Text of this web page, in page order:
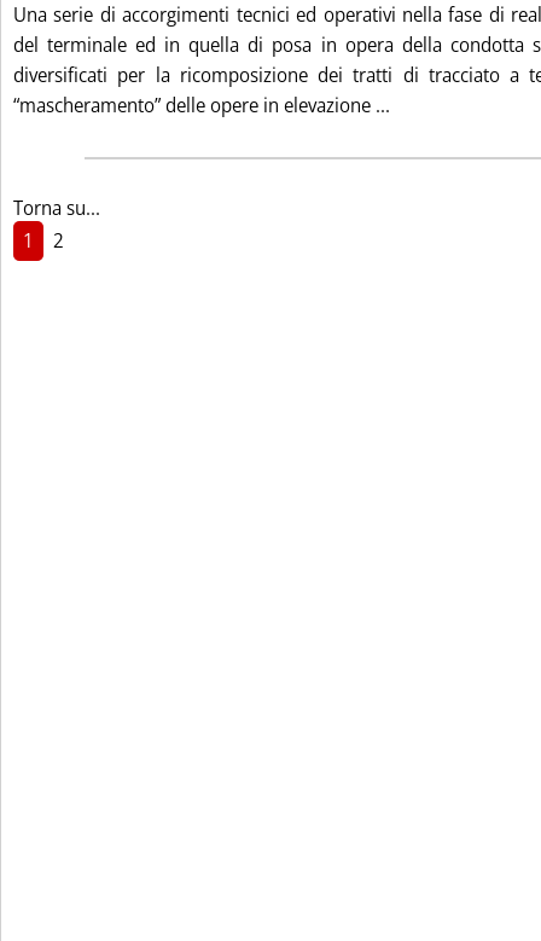
Una serie di accorgimenti tecnici ed operativi nella fase di
del terminale ed in quella di posa in opera della condotta
diversificati per la ricomposizione dei tratti di tracciato a
“mascheramento” delle opere in elevazione ...
Torna su...
1
2